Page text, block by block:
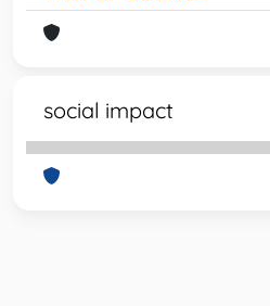
social impact